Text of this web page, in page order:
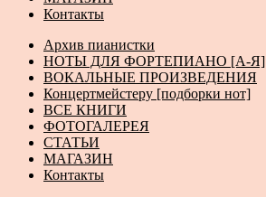
Контакты
Архив пианистки
НОТЫ ДЛЯ ФОРТЕПИАНО [А-Я]
ВОКАЛЬНЫЕ ПРОИЗВЕДЕНИЯ
Концертмейстеру [подборки нот]
ВСЕ КНИГИ
ФОТОГАЛЕРЕЯ
СТАТЬИ
МАГАЗИН
Контакты